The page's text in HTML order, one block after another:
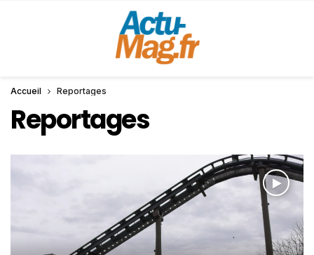
Accueil Reportages
Reportages